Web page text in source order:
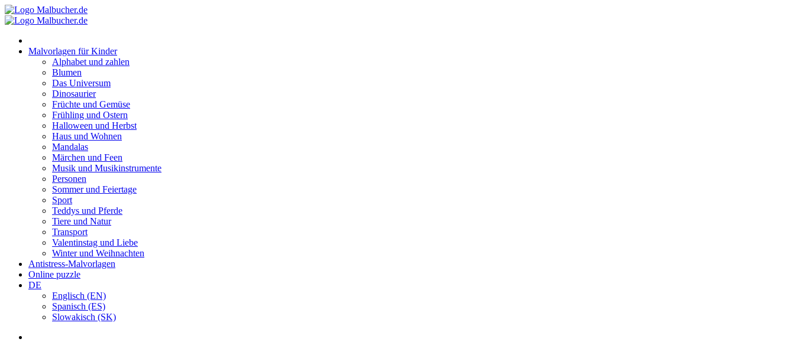
Zum
Inhalt
Malvorlagen für Kinder
Alphabet und zahlen
Blumen
Das Universum
Dinosaurier
Früchte und Gemüse
Frühling und Ostern
Halloween und Herbst
Haus und Wohnen
Mandalas
Märchen und Feen
Musik und Musikinstrumente
Personen
Sommer und Feiertage
Sport
Teddys und Pferde
Tiere und Natur
Transport
Valentinstag und Liebe
Winter und Weihnachten
Antistress-Malvorlagen
Online puzzle
DE
Englisch (EN)
Spanisch (ES)
Slowakisch (SK)